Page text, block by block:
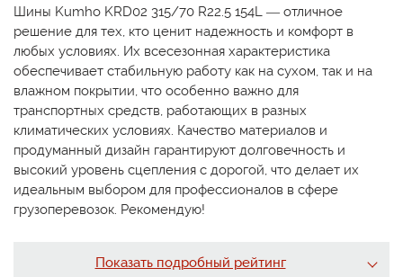
Шины Kumho KRD02 315/70 R22.5 154L — отличное
решение для тех, кто ценит надежность и комфорт в
любых условиях. Их всесезонная характеристика
обеспечивает стабильную работу как на сухом, так и на
влажном покрытии, что особенно важно для
транспортных средств, работающих в разных
климатических условиях. Качество материалов и
продуманный дизайн гарантируют долговечность и
высокий уровень сцепления с дорогой, что делает их
идеальным выбором для профессионалов в сфере
грузоперевозок. Рекомендую!
Показать подробный рейтинг